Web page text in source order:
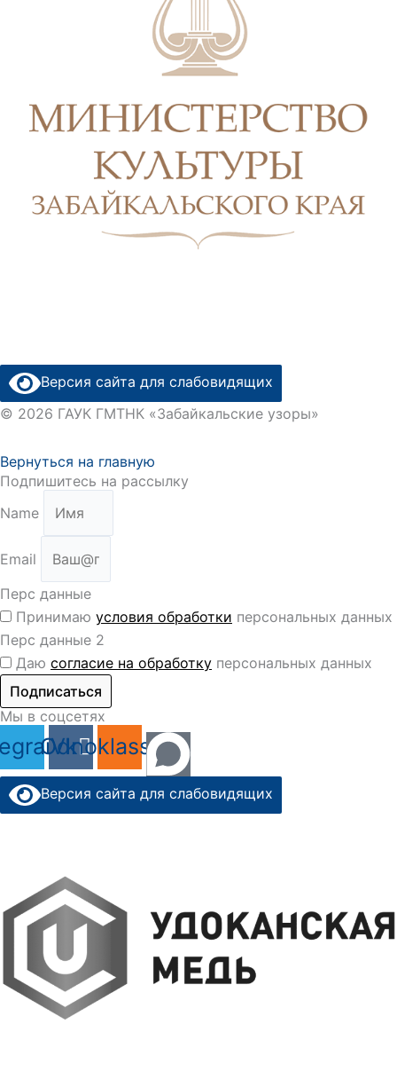
Версия сайта для слабовидящих
© 2026 ГАУК ГМТНК «Забайкальские узоры»
Вернуться на главную
Подпишитесь на рассылку
Name
Email
Перс данные
Принимаю условия обработки персональных данных
Перс данные 2
Даю согласие на обработку персональных данных
Подписаться
Мы в соцсетях
Vk
Odnoklassniki
Версия сайта для слабовидящих